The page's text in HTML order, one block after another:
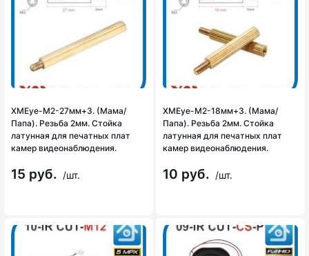
XMEye-M2-27мм+3. (Мама/
Папа). Резьба 2мм. Стойка
латунная для печатных плат
камер видеонаблюдения.
15 руб. /шт.
XMEye-M2-18мм+3. (Мама/
Папа). Резьба 2мм. Стойка
латунная для печатных плат
камер видеонаблюдения.
10 руб. /шт.